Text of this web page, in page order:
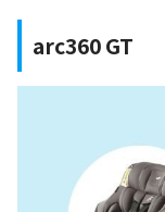
arc360 GT